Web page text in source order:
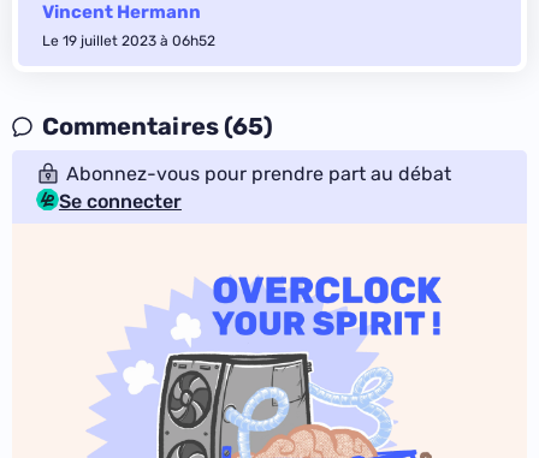
Vincent Hermann
Le 19 juillet 2023 à 06h52
Commentaires (65)
Abonnez-vous pour prendre part au débat
Se connecter